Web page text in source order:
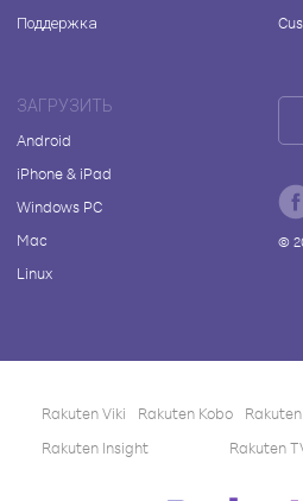
Поддержка
ЗАГРУЗИТЬ
Android
iPhone & iPad
Windows PC
Mac
Linux
©
Rakuten Viki Rakuten Kobo
Rakuten Insight
Rakuten